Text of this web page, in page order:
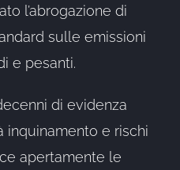
l’abrogazione di
sulle emissioni
e pesanti.
di evidenza
inquinamento e rischi
apertamente le